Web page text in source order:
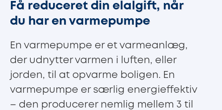
Få reduceret din elalgift, når
du har en varmepumpe
En varmepumpe er et varmeanlæg,
der udnytter varmen i luften, eller
jorden, til at opvarme boligen. En
varmepumpe er særlig energieffektiv
– den producerer nemlig mellem 3 til